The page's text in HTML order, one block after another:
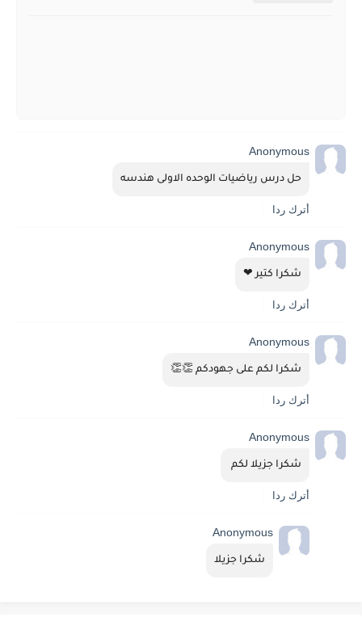
Anonymous
حل درس رياضيات الوحده الاولى هندسه
أترك ردا
Anonymous
شكرا كتير ❤
أترك ردا
Anonymous
شكرا لكم على جهودكم 👏👏
أترك ردا
Anonymous
شكرا جزيلا لكم
أترك ردا
Anonymous
شكرا جزيلا